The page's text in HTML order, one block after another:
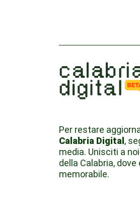
Per restare
Calabria Digital,
media. Unisciti a
della Calabria,
memorabile.